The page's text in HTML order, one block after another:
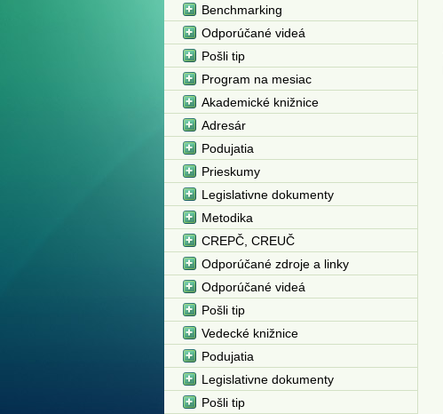
Benchmarking
Odporúčané videá
Pošli tip
Program na mesiac
Akademické knižnice
Adresár
Podujatia
Prieskumy
Legislativne dokumenty
Metodika
CREPČ, CREUČ
Odporúčané zdroje a linky
Odporúčané videá
Pošli tip
Vedecké knižnice
Podujatia
Legislativne dokumenty
Pošli tip